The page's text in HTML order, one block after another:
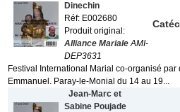
Dinechin
Réf: E002680
Produit original:
Alliance MarialeAMI-
DEP3631
Festival International Marial co-organisé
Emmanuel. Paray-le-Monial du 14 au 19...
Jean-Marc et
Sabine Poujade